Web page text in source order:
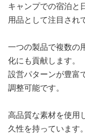
キャンプでの宿泊と
用品として注目され
一つの製品で複数の
化にも貢献します。
設営パターンが豊富
調整可能です。
高品質な素材を使用
久性を持っています。